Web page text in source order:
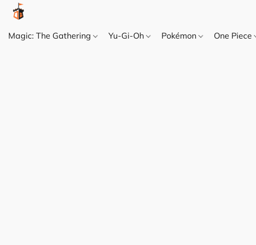
Magic: The Gathering Yu-Gi-Oh Pokémon One Piece